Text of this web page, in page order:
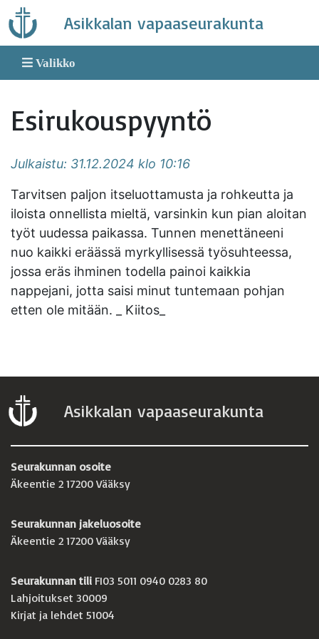
Skip
to
content
Asikkalan vapaaseurakunta
Valikko
Esirukouspyyntö
Julkaistu: 31.12.2024 klo 10:16
Tarvitsen paljon itseluottamusta ja rohkeutta ja
iloista onnellista mieltä, varsinkin kun pian aloitan
työt uudessa paikassa. Tunnen menettäneeni
nuo kaikki eräässä myrkyllisessä työsuhteessa,
jossa eräs ihminen todella painoi kaikkia
nappejani, jotta saisi minut tuntemaan pohjan
etten ole mitään. _ Kiitos_
Asikkalan vapaaseurakunta
Seurakunnan osoite
Äkeentie 2 17200 Vääksy
Seurakunnan jakeluosoite
Äkeentie 2 17200 Vääksy
Seurakunnan tili FI03 5011 0940 0283 80
Lahjoitukset 30009
Kirjat ja lehdet 51004